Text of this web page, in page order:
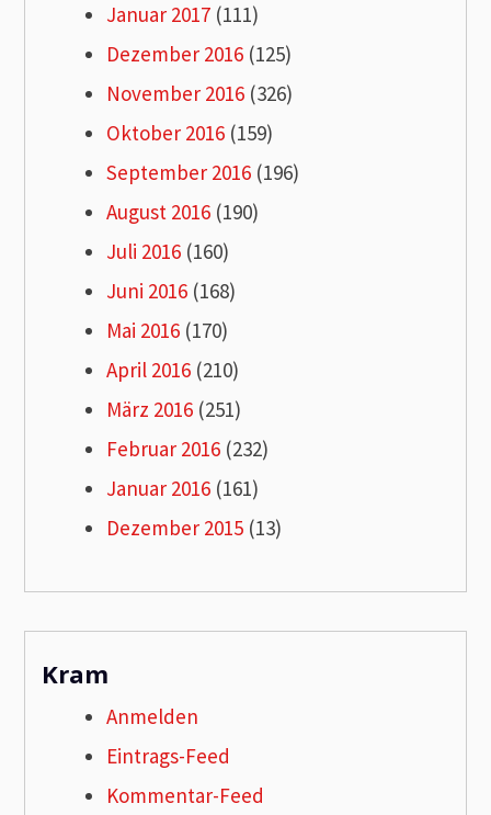
Januar 2017 (111)
Dezember 2016 (125)
November 2016 (326)
Oktober 2016 (159)
September 2016 (196)
August 2016 (190)
Juli 2016 (160)
Juni 2016 (168)
Mai 2016 (170)
April 2016 (210)
März 2016 (251)
Februar 2016 (232)
Januar 2016 (161)
Dezember 2015 (13)
Kram
Anmelden
Eintrags-Feed
Kommentar-Feed